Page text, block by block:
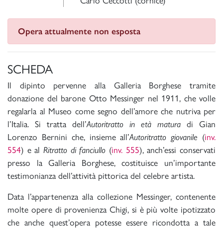
Opera attualmente non esposta
SCHEDA
Il dipinto pervenne alla Galleria Borghese tramite
donazione del barone Otto Messinger nel 1911, che volle
regalarla al Museo come segno dell’amore che nutriva per
l’Italia. Si tratta dell’Autoritratto in età matura di Gian
Lorenzo Bernini che, insieme all’Autoritratto giovanile (inv.
554) e al Ritratto di fanciullo (inv. 555), anch’essi conservati
presso la Galleria Borghese, costituisce un’importante
testimonianza dell’attività pittorica del celebre artista.
Data l’appartenenza alla collezione Messinger, contenente
molte opere di provenienza Chigi, si è più volte ipotizzato
che anche quest’opera potesse essere ricondotta a tale